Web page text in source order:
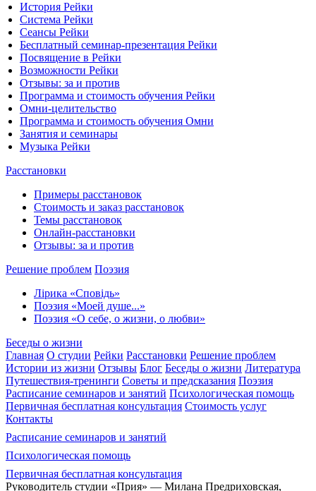
История Рейки
Система Рейки
Сеансы Рейки
Бесплатный семинар-презентация Рейки
Посвящение в Рейки
Возможности Рейки
Отзывы: за и против
Программа и стоимость обучения Рейки
Омни-целительство
Программа и стоимость обучения Омни
Занятия и семинары
Музыка Рейки
Расстановки
Примеры расстановок
Стоимость и заказ расстановок
Темы расстановок
Онлайн-расстановки
Отзывы: за и против
Решение проблем Поэзия
Лірика «Сповідь»
Поэзия «Моей душе...»
Поэзия «О себе, о жизни, о любви»
Беседы о жизни
Главная О студии Рейки Расстановки Решение проблем
Истории из жизни Отзывы Блог Беседы о жизни Литература
Путешествия-тренинги Советы и предсказания Поэзия
Расписание семинаров и занятий Психологическая помощь
Первичная бесплатная консультация Стоимость услуг
Контакты
Расписание семинаров и занятий
Психологическая помощь
Первичная бесплатная консультация
Руководитель студии «Прия» — Милана Предриховская,